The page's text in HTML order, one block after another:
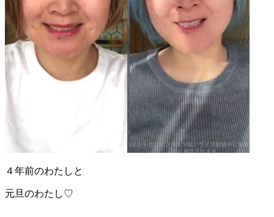
４年前のわたしと
元旦のわたし♡